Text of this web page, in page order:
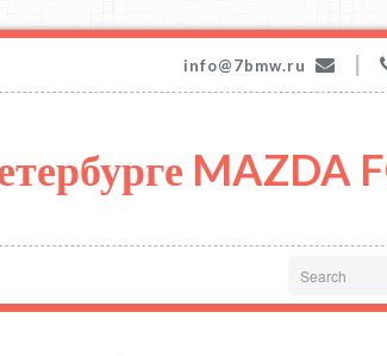
info@7bmw.ru
MAZDA